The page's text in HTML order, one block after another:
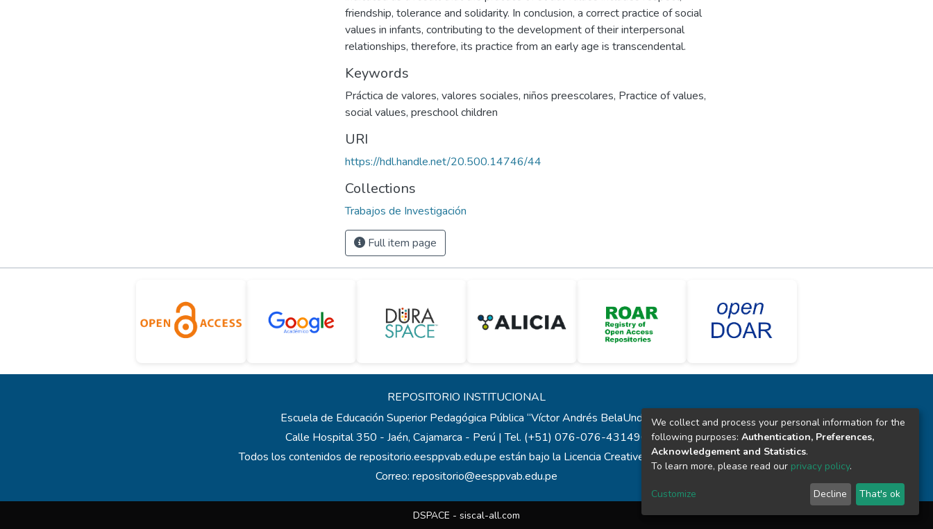
friendship, tolerance and solidarity. In conclusion, a correct practice of social
values in infants, contributing to the development of their interpersonal
relationships, therefore, its practice from an early age is transcendental.
Keywords
Práctica de valores, valores sociales, niños preescolares, Practice of values,
social values, preschool children
URI
https://hdl.handle.net/20.500.14746/44
Collections
Trabajos de Investigación
Full item page
REPOSITORIO INSTITUCIONAL
Escuela de Educación Superior Pedagógica Pública “Víctor Andrés BelaUnde”
Calle Hospital 350 - Jaén, Cajamarca - Perú | Tel. (+51) 076-076-431496
Todos los contenidos de repositorio.eesppvab.edu.pe están bajo la Licencia Creative Commons
Correo: repositorio@eesppvab.edu.pe
DSPACE - siscal-all.com
We collect and process your personal information for the
following purposes: Authentication, Preferences,
Acknowledgement and Statistics.
To learn more, please read our privacy policy.
Customize Decline That's ok